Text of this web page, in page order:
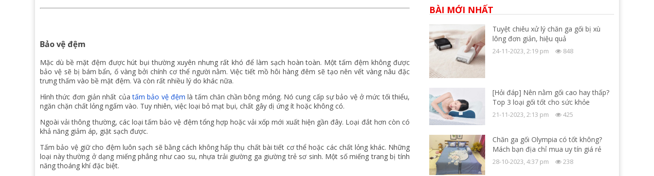
Bảo vệ đệm
Mặc dù bề mặt đệm được hút bụi thường xuyên nhưng rất khó để làm sạch hoàn toàn. Một tấm đệm không được
bảo vệ sẽ bị bám bẩn, ố vàng bởi chính cơ thể người nằm. Việc tiết mồ hôi hàng đêm sẽ tạo nên vết vàng nâu đặc
trưng thấm vào bề mặt đệm. Và còn rất nhiều lý do khác nữa.
Hình thức đơn giản nhất củatấm bảo vệ đệm là tấm chăn chần bông mỏng. Nó cung cấp sự bảo vệ ở mức tối thiểu,
ngăn chặn chất lỏng ngấm vào. Tuy nhiên, việc loại bỏ mạt bụi, chất gây dị ứng ít hoặc không có.
Ngoài vải thông thường, các loại tấm bảo vệ đệm tổng hợp hoặc vải xốp mới xuất hiện gần đây. Loại đắt hơn còn có
khả năng giảm áp, giặt sạch được.
Tấm bảo vệ giữ cho đệm luôn sạch sẽ bằng cách không hấp thụ chất bài tiết cơ thể hoặc các chất lỏng khác. Những
loại này thường ở dạng miếng phẳng như cao su, nhựa trải giường ga giường trẻ sơ sinh. Một số miếng trang bị tính
năng thoáng khí đặc biệt.
BÀI MỚI NHẤT
Tuyệt chiêu xử lý chăn ga gối bị xù
lông đơn giản, hiệu quả
24-11-2023, 2:19 pm 848
[Hỏi đáp] Nên nằm gối cao hay thấp?
Top 3 loại gối tốt cho sức khỏe
21-11-2023, 2:13 pm 425
Chăn ga gối Olympia có tốt không?
Mách bạn địa chỉ mua uy tín giá rẻ
28-10-2023, 4:37 pm 238